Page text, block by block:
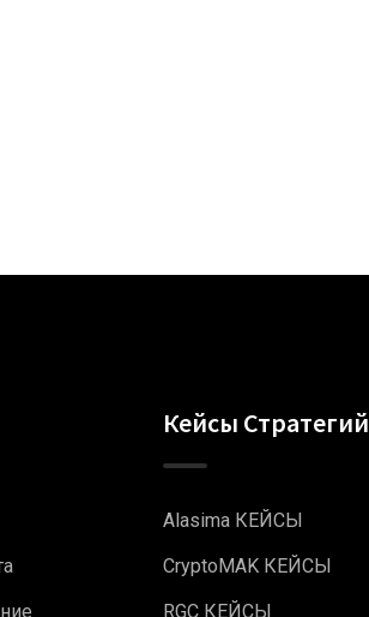
Кейсы Стратегий
Alasima КЕЙСЫ
CryptoMAK КЕЙСЫ
RGC КЕЙСЫ